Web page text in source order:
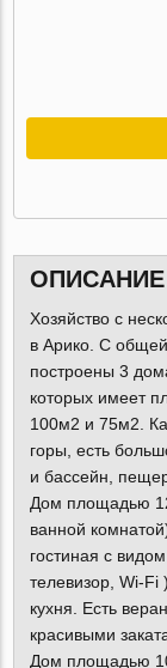
Хозяйство с
в Арико. С
построены 3
которых имеет
100м2 и 75м2.
горы, есть
и бассейн,
Дом площадью
ванной
гостиная с
телевизор, Wi-Fi
кухня. Есть
красивыми
Дом площадью